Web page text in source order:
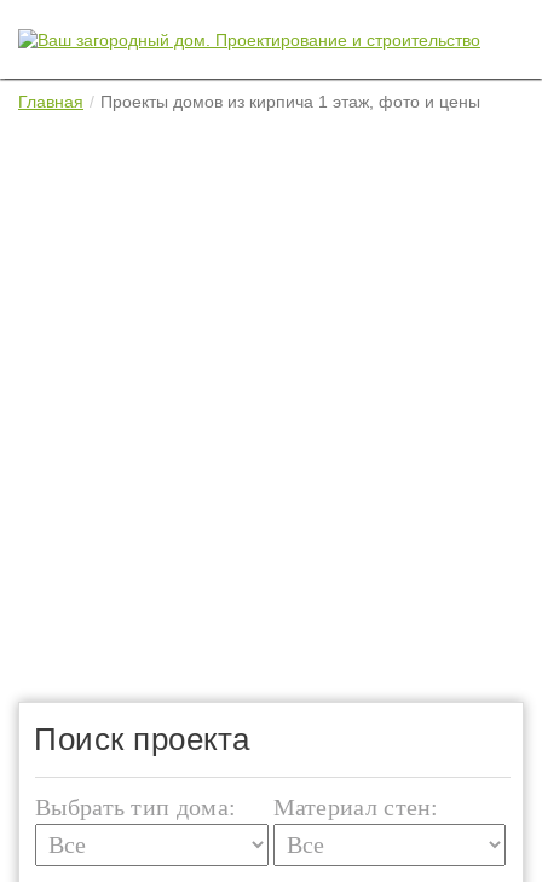
Главная Проекты домов из кирпича 1 этаж, фото и цены
Поиск проекта
Выбрать тип дома: Материал стен: